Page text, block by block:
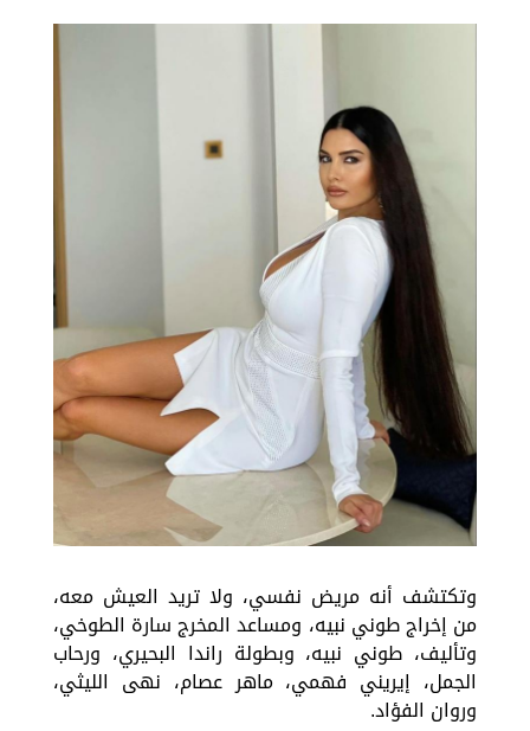
وتكتشف أنه مريض نفسي، ولا تريد العيش معه،
من إﺧﺮاﺝ طوني نبيه، ومساعد المخرج سارة الطوخي،
وﺗﺄﻟﻴﻒ، طوني نبيه، وبطولة راندا البحيري، ورحاب
الجمل، إيريني فهمي، ماهر عصام، نهى الليثي،
وروان الفؤاد.